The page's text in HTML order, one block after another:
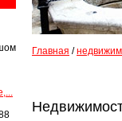
Главная /